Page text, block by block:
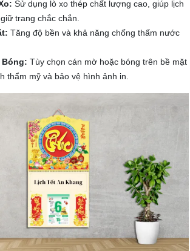
Sử dụng lò xo thép chất lượng cao, giúp lịch
trang chắc chắn.
Tăng độ bền và khả năng chống thấm nước
Bóng: Tùy chọn cán mờ hoặc bóng trên bề mặt
thẩm mỹ và bảo vệ hình ảnh in.